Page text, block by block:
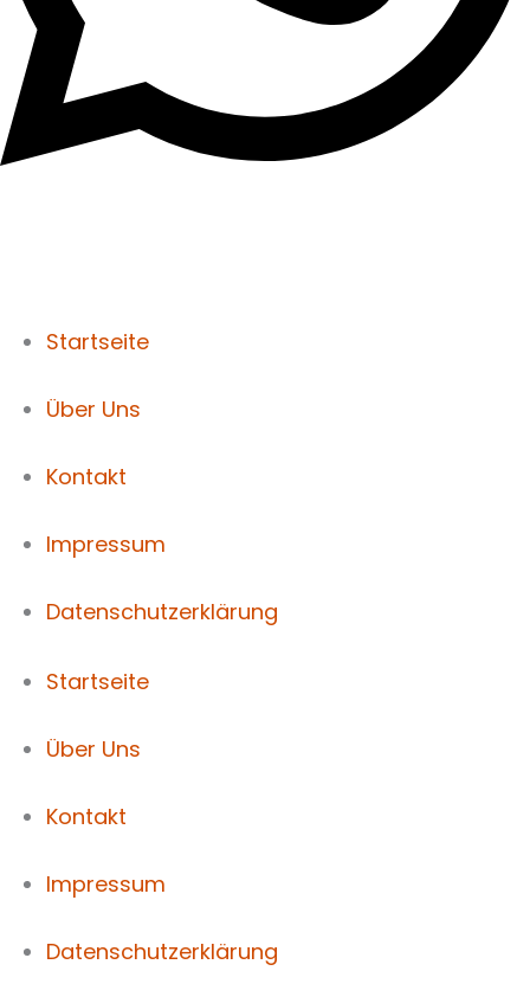
Startseite
Über Uns
Kontakt
Impressum
Datenschutzerklärung
Startseite
Über Uns
Kontakt
Impressum
Datenschutzerklärung